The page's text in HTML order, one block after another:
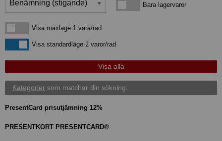
Bara lagervarorBara lagervaror
Visa maxläge 1 vara/rad
Visa maxläge 1 vara/rad
Visa standardlägeVisa standardläge 2 varor/rad
Kategorier som matchar din sökning:
PresentCard prisutjämning 12%
PRESENTKORT PRESENTCARD®